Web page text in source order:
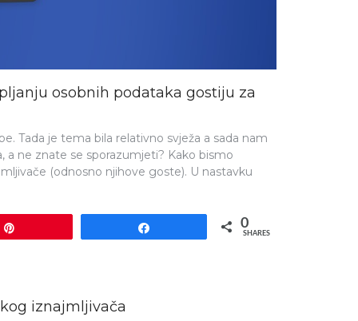
osobnih podataka gostiju za
Tada je tema bila relativno svježa a sada nam
a ne znate se sporazumjeti? Kako bismo
(odnosno njihove goste). U nastavku
0
SHARES
iznajmljivača